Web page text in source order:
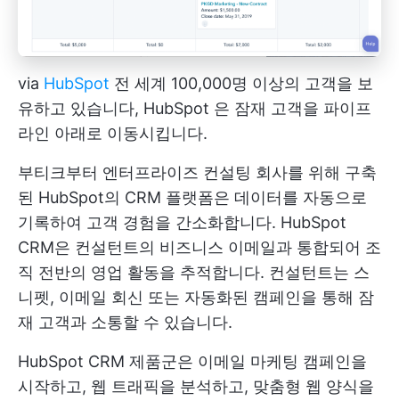
via HubSpot 전 세계 100,000명 이상의 고객을 보
유하고 있습니다, HubSpot 은 잠재 고객을 파이프
라인 아래로 이동시킵니다.
부티크부터 엔터프라이즈 컨설팅 회사를 위해 구축
된 HubSpot의 CRM 플랫폼은 데이터를 자동으로
기록하여 고객 경험을 간소화합니다. HubSpot
CRM은 컨설턴트의 비즈니스 이메일과 통합되어 조
직 전반의 영업 활동을 추적합니다. 컨설턴트는 스
니펫, 이메일 회신 또는 자동화된 캠페인을 통해 잠
재 고객과 소통할 수 있습니다.
HubSpot CRM 제품군은 이메일 마케팅 캠페인을
시작하고, 웹 트래픽을 분석하고, 맞춤형 웹 양식을